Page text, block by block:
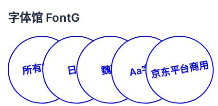
字体馆 FontG
所有字体 日文 魏碑 Aa字库京东平台商用